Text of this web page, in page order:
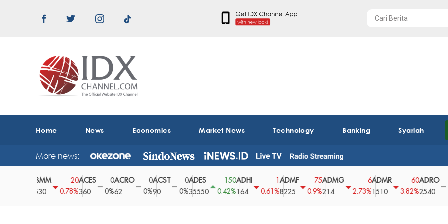
Home News Economics Market News Technology Banking Syariah
More news:
20
0.78%
ACES
360
0
0%
ACRO
0ACST
0
0%
ADES
35550
150
0.42%
ADHI
164
0.61%
ADMF
8225
75
0.9%
ADMG
214
2.73%
ADMR
1510
60
3.82%
ADRO
2540
0
0%